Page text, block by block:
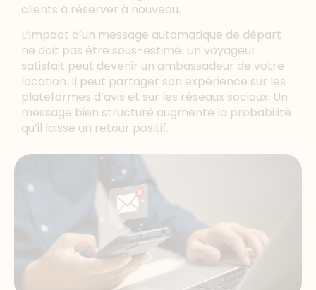
clients à réserver à nouveau.
L’impact d’un message automatique de départ
ne doit pas être sous-estimé. Un voyageur
satisfait peut devenir un ambassadeur de votre
location. Il peut partager son expérience sur les
plateformes d’avis et sur les réseaux sociaux. Un
message bien structuré augmente la probabilité
qu’il laisse un retour positif.